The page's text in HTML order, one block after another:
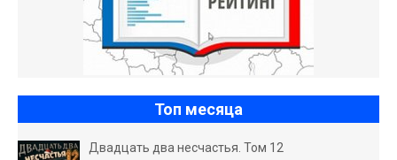
Топ месяца
Двадцать два несчастья. Том 12